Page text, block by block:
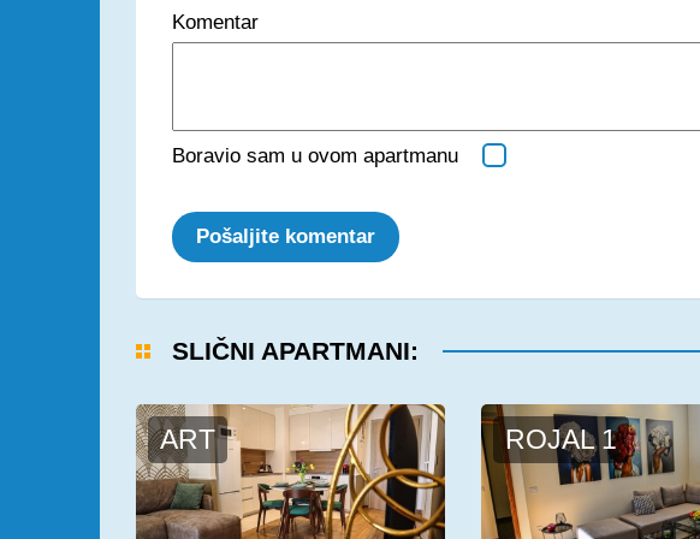
Komentar
Boravio sam u ovom apartmanu
Pošaljite komentar
SLIČNI APARTMANI:
ART ROJAL 1